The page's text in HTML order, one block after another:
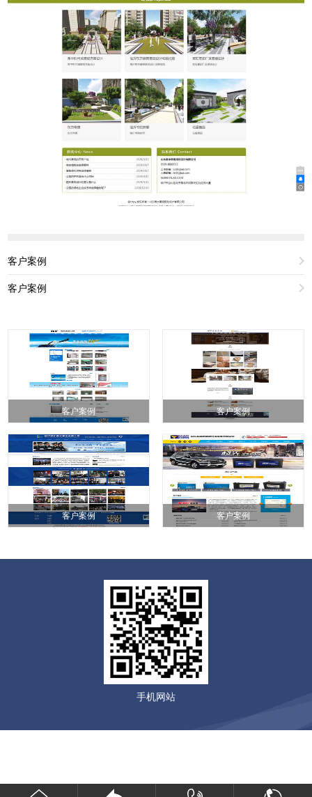
客户案例
客户案例
客户案例 客户案例
客户案例 客户案例
手机网站